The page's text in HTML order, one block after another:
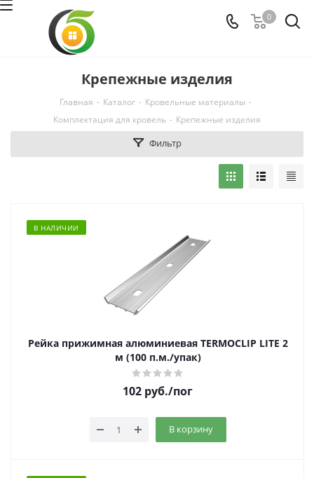
0
Крепежные изделия
Главная - Каталог - Кровельные материалы -
Комплектация для кровель - Крепежные изделия
Фильтр
В НАЛИЧИИ
Рейка прижимная алюминиевая TERMOCLIP LITE 2
м (100 п.м./упак)
102 руб./пог
В корзину